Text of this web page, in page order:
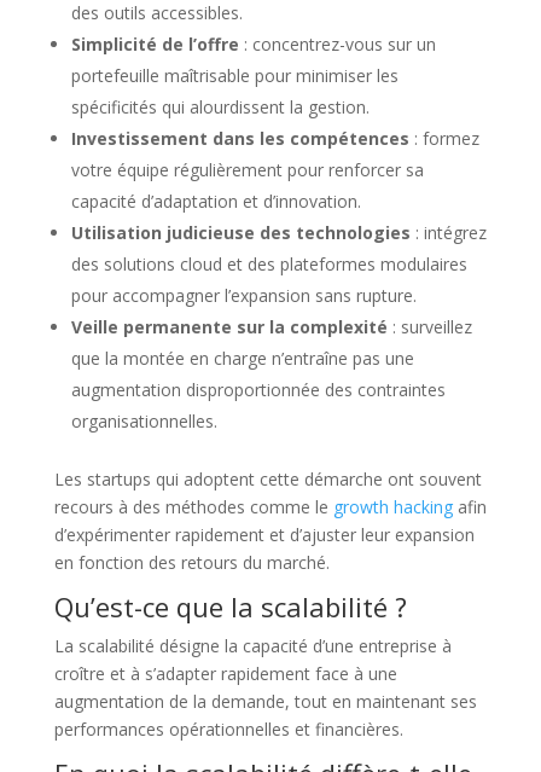
des outils accessibles.
Simplicité de l’offre : concentrez-vous sur un
portefeuille maîtrisable pour minimiser les
spécificités qui alourdissent la gestion.
Investissement dans les compétences : formez
votre équipe régulièrement pour renforcer sa
capacité d’adaptation et d’innovation.
Utilisation judicieuse des technologies : intégrez
des solutions cloud et des plateformes modulaires
pour accompagner l’expansion sans rupture.
Veille permanente sur la complexité : surveillez
que la montée en charge n’entraîne pas une
augmentation disproportionnée des contraintes
organisationnelles.
Les startups qui adoptent cette démarche ont souvent
recours à des méthodes comme le growth hackingafin
d’expérimenter rapidement et d’ajuster leur expansion
en fonction des retours du marché.
Qu’est-ce que la scalabilité ?
La scalabilité désigne la capacité d’une entreprise à
croître et à s’adapter rapidement face à une
augmentation de la demande, tout en maintenant ses
performances opérationnelles et financières.